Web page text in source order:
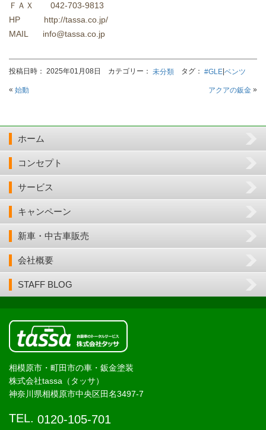
ＦＡＸ 042-703-9813
HP http://tassa.co.jp/
MAIL info@tassa.co.jp
投稿日時： 2025年01月08日 カテゴリー： 未分類 タグ： #GLE ベンツ
« 始動 アクアの鈑金 »
ホーム
コンセプト
サービス
キャンペーン
新車・中古車販売
会社概要
STAFF BLOG
相模原市・町田市の車・鈑金塗装
株式会社tassa（タッサ）
神奈川県相模原市中央区田名3497-7
TEL. 0120-105-701